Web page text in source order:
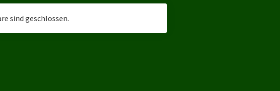
sind geschlossen.